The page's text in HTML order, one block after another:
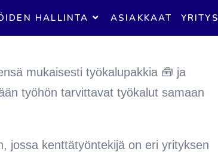
HALLINTA ASIAKKAAT YRITYS
mukaisesti työkalupakkia 🧰 ja
työhön tarvittavat työkalut samaan
jossa kenttätyöntekijä on eri yrityksen